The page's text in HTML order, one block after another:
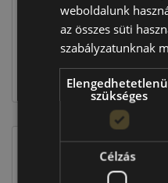
EU-s
weboldalunk
az összes süti
szabályzatunknak
szükséges
Célzás